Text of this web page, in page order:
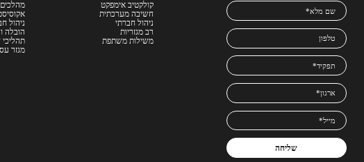
קולקטיב אימפקט
חשיבה מערכתית
ניהול חברתי
רב מגזריות
משילות משתפת
ניהול
הובלה
תהליכי
מגזר